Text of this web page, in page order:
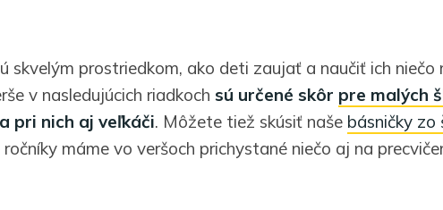
skvelým prostriedkom, ako deti zaujať a naučiť ich niečo
v nasledujúcich riadkoch sú určené skôr pre malých
pri nich aj veľkáči. Môžete tiež skúsiť naše básničky zo
máme vo veršoch prichystané niečo aj na